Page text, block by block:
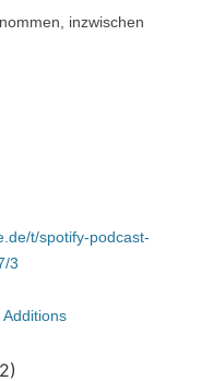
inzwischen
t/spotify-podcast-
3